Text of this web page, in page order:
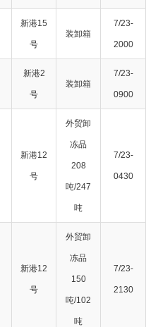
新港15
号
装卸箱
7/23-
2000
新港2
号
装卸箱
7/23-
0900
新港12
号
外贸卸
冻品
208
吨/247
吨
7/23-
0430
新港12
号
外贸卸
冻品
150
吨/102
吨
7/23-
2130